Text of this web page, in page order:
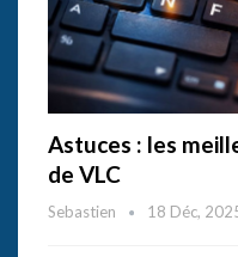
Astuces : les
de VLC
Sebastien 18 Déc,